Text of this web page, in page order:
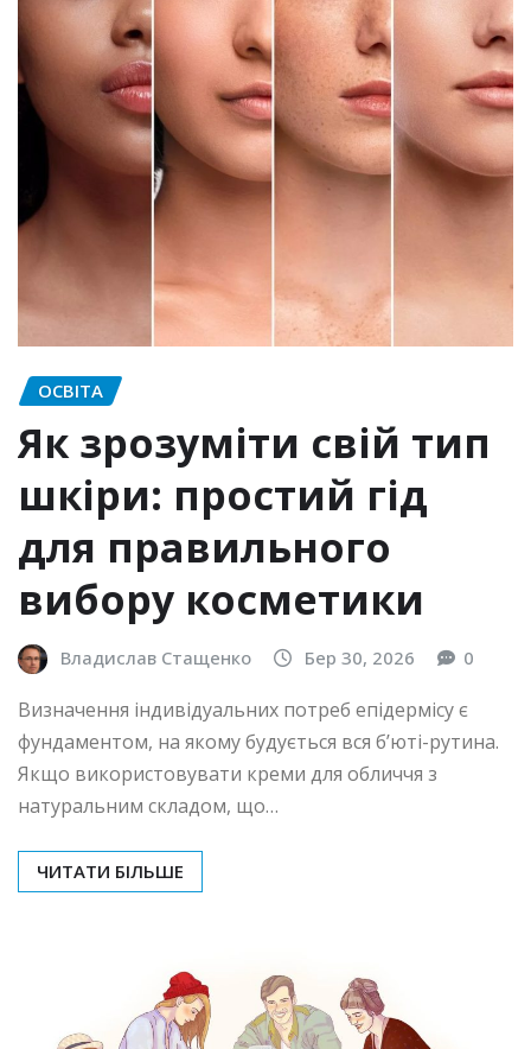
ОСВІТА
Як зрозуміти свій тип
шкіри: простий гід
для правильного
вибору косметики
Владислав Стащенко Бер 30, 2026 0
Визначення індивідуальних потреб епідермісу є
фундаментом, на якому будується вся б’юті-рутина.
Якщо використовувати креми для обличчя з
натуральним складом, що…
ЧИТАТИ БІЛЬШЕ